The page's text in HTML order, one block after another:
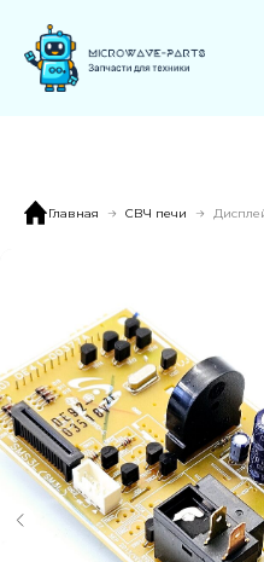
Главная СВЧ печи